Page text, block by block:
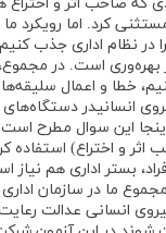
کرد. اما رویکرد
را در نظام اداری جذب
است. در
خطا و اعمال
انسانیدر
این سوال مطرح
اثر و اختراع) استفاده
بستر اداری هم
ما در سازمان
انسانی عدالت